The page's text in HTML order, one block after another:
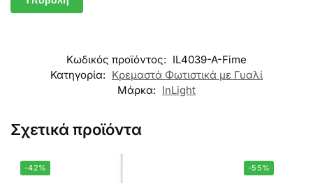
Κωδικός προϊόντος: IL4039-A-Fime
Κατηγορία: Κρεμαστά Φωτιστικά με Γυαλί
Μάρκα: InLight
Σχετικά προϊόντα
-42% -55%